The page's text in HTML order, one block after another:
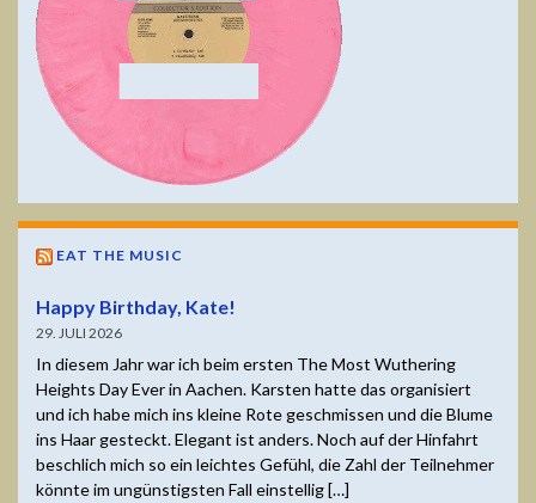
EAT THE MUSIC
Happy Birthday, Kate!
29. JULI 2026
In diesem Jahr war ich beim ersten The Most Wuthering
Heights Day Ever in Aachen. Karsten hatte das organisiert
und ich habe mich ins kleine Rote geschmissen und die Blume
ins Haar gesteckt. Elegant ist anders. Noch auf der Hinfahrt
beschlich mich so ein leichtes Gefühl, die Zahl der Teilnehmer
könnte im ungünstigsten Fall einstellig […]